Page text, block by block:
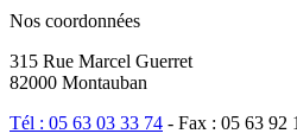
Nos coordonnées
315 Rue Marcel Guerret
82000 Montauban
Tél : 05 63 03 33 74 - Fax : 05 63 92